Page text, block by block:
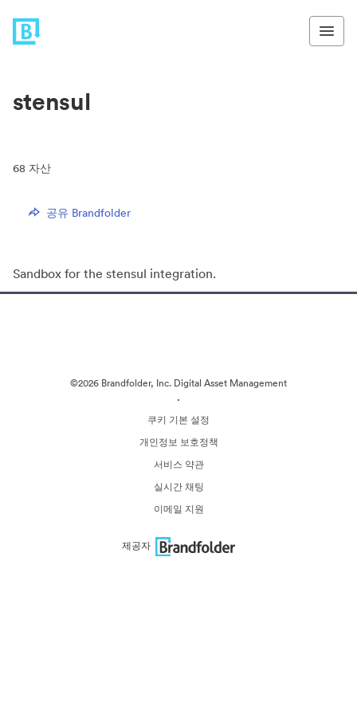
stensul
68 자산
공유 Brandfolder
Sandbox for the stensul integration.
©2026 Brandfolder, Inc. Digital Asset Management
·
쿠키 기본 설정
개인정보 보호정책
서비스 약관
실시간 채팅
이메일 지원
제공자